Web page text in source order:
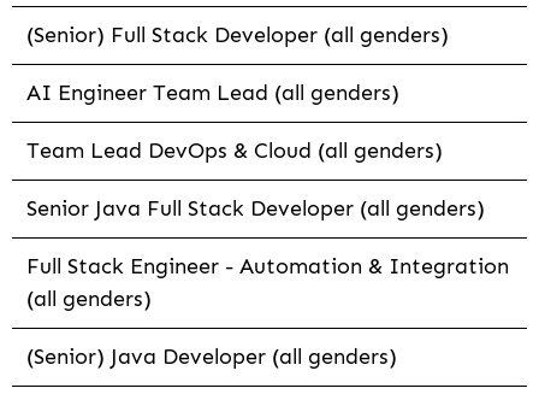
(Senior) Full Stack Developer (all genders)
AI Engineer Team Lead (all genders)
Team Lead DevOps & Cloud (all genders)
Senior Java Full Stack Developer (all genders)
Full Stack Engineer - Automation & Integration
(all genders)
(Senior) Java Developer (all genders)